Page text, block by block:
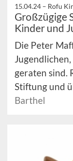
15.04.24 – Rofu
Großzügige
Kinder und
Die Peter
geraten sind.
Stiftung und
Barthel